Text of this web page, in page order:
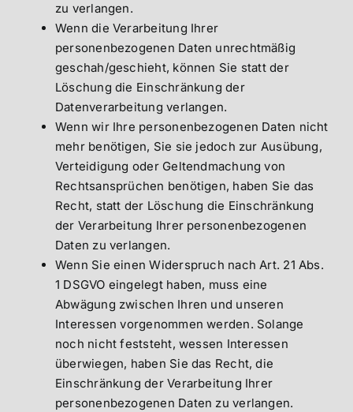
zu verlangen.
Wenn die Verarbeitung Ihrer
personenbezogenen Daten unrechtmäßig
geschah/geschieht, können Sie statt der
Löschung die Einschränkung der
Datenverarbeitung verlangen.
Wenn wir Ihre personenbezogenen Daten nicht
mehr benötigen, Sie sie jedoch zur Ausübung,
Verteidigung oder Geltendmachung von
Rechtsansprüchen benötigen, haben Sie das
Recht, statt der Löschung die Einschränkung
der Verarbeitung Ihrer personenbezogenen
Daten zu verlangen.
Wenn Sie einen Widerspruch nach Art. 21 Abs.
1 DSGVO eingelegt haben, muss eine
Abwägung zwischen Ihren und unseren
Interessen vorgenommen werden. Solange
noch nicht feststeht, wessen Interessen
überwiegen, haben Sie das Recht, die
Einschränkung der Verarbeitung Ihrer
personenbezogenen Daten zu verlangen.